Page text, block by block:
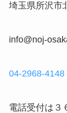
埼玉県所沢市
info@noj-
04-2968-4148
電話受付は３